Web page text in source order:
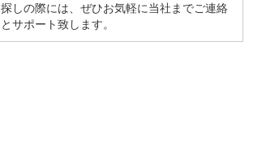
しの際には、ぜひお気軽に当社までご連絡
サポート致します。